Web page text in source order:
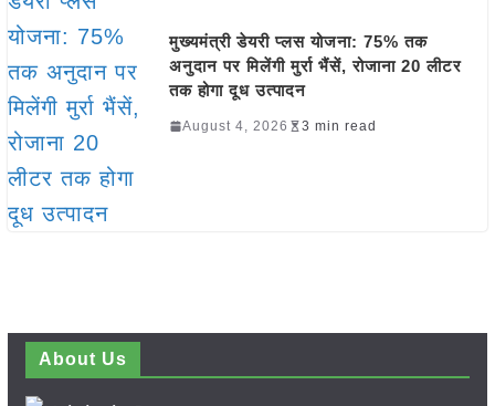
मुख्यमंत्री डेयरी प्लस योजना: 75% तक
अनुदान पर मिलेंगी मुर्रा भैंसें, रोजाना 20 लीटर
तक होगा दूध उत्पादन
August 4, 2026 3 min read
About Us